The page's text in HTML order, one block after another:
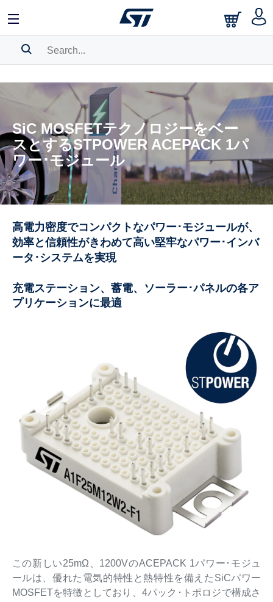
BOOKMARK
Pleaselog into show your saved searches.
SiC MOSFETテクノロジーをベー
スとするSTPOWER ACEPACK 1パ
ワー･モジュール
高電力密度でコンパクトなパワー･モジュールが、
効率と信頼性がきわめて高い堅牢なパワー･インバ
ータ･システムを実現
充電ステーション、蓄電、ソーラー･パネルの各ア
プリケーションに最適
この新しい25mΩ、1200VのACEPACK 1パワー･モジュ
ールは、優れた電気的特性と熱特性を備えたSiCパワー
MOSFETを特徴としており、4パック･トポロジで構成さ